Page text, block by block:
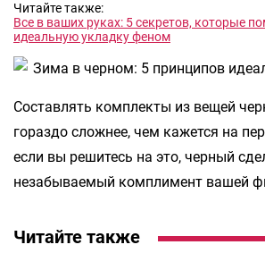
Читайте также:
Все в ваших руках: 5 секретов, которые
идеальную укладку феном
Составлять комплекты из вещей
гораздо сложнее, чем кажется на
если вы решитесь на это, черный
незабываемый комплимент вашей
Читайте также